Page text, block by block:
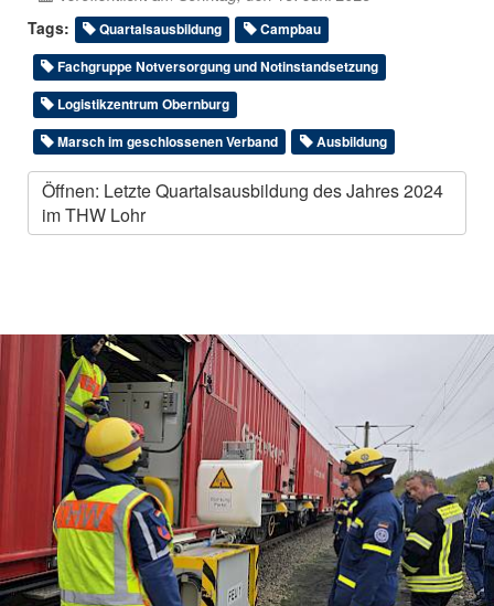
Tags:
Quartalsausbildung
Campbau
Fachgruppe Notversorgung und Notinstandsetzung
Logistikzentrum Obernburg
Marsch im geschlossenen Verband
Ausbildung
Öffnen: Letzte Quartalsausbildung des Jahres 2024
im THW Lohr